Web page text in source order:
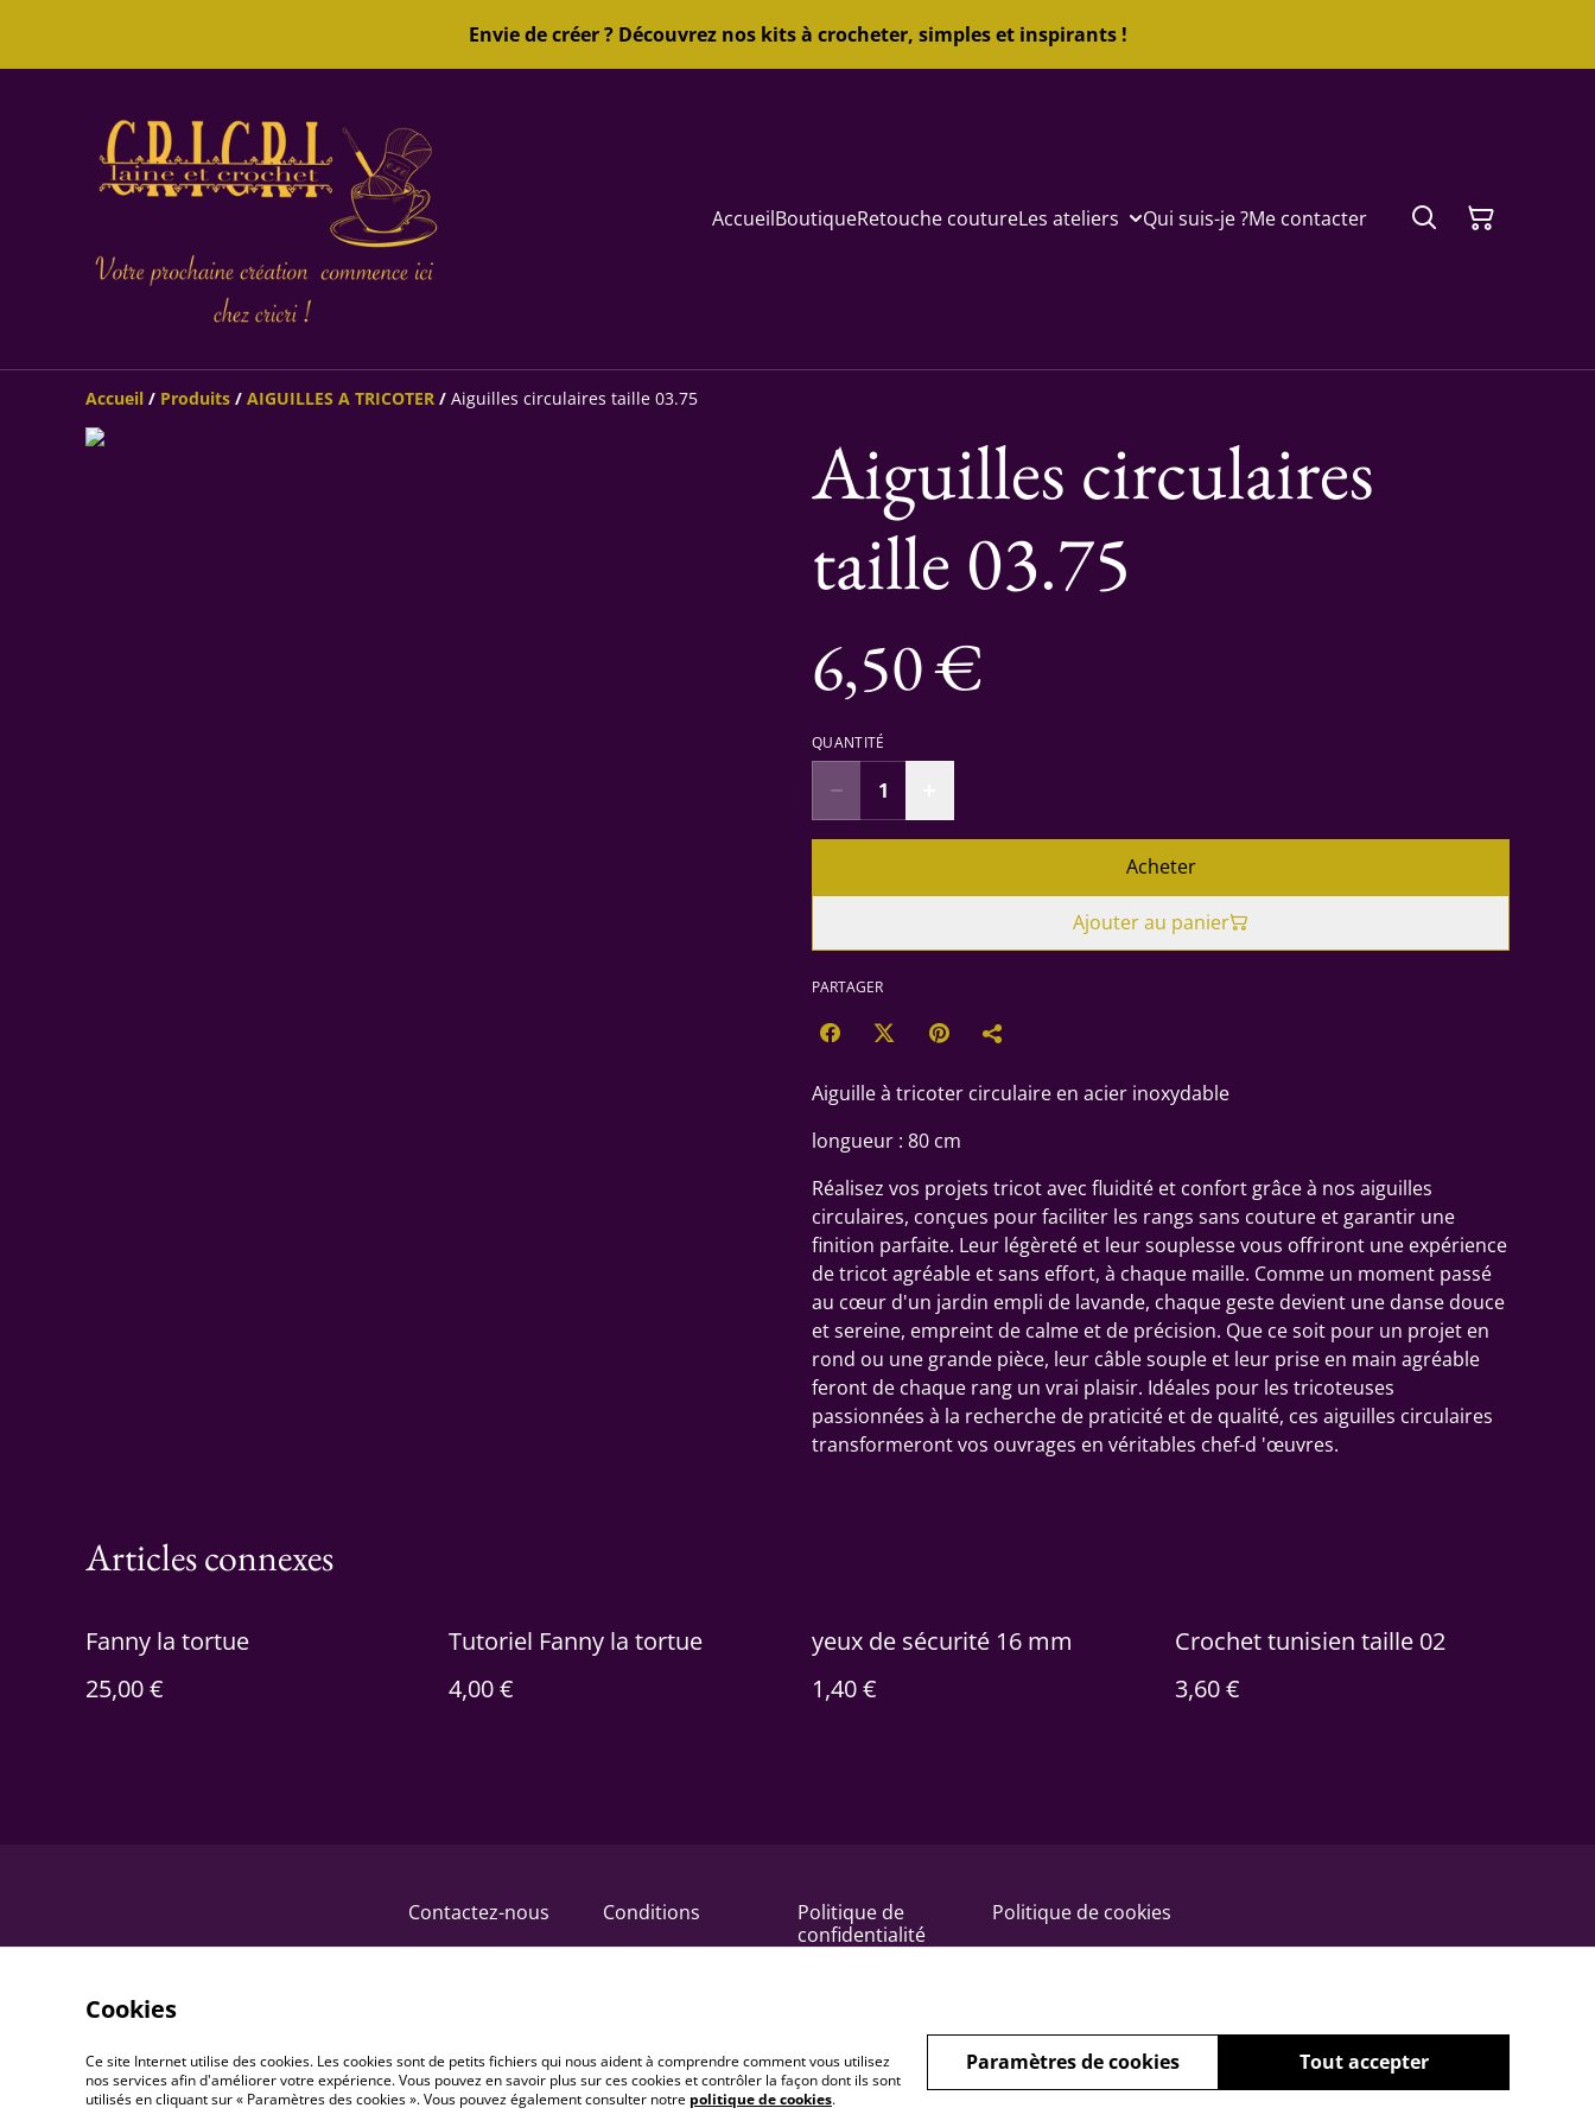
Envie de créer ? Découvrez nos kits à crocheter, simples et inspirants !
AccueilBoutiqueRetouche coutureLes ateliers Qui suis-je ?Me contacter
Accueil / Produits / AIGUILLES A TRICOTER / Aiguilles circulaires taille 03.75
Aiguilles circulaires
taille 03.75
6,50 €
QUANTITÉ
Acheter
Ajouter au panier
PARTAGER
Aiguille à tricoter circulaire en acier inoxydable
longueur : 80 cm
Réalisez vos projets tricot avec fluidité et confort grâce à nos aiguilles
circulaires, conçues pour faciliter les rangs sans couture et garantir une
finition parfaite. Leur légèreté et leur souplesse vous offriront une expérience
de tricot agréable et sans effort, à chaque maille. Comme un moment passé
au cœur d'un jardin empli de lavande, chaque geste devient une danse douce
et sereine, empreint de calme et de précision. Que ce soit pour un projet en
rond ou une grande pièce, leur câble souple et leur prise en main agréable
feront de chaque rang un vrai plaisir. Idéales pour les tricoteuses
passionnées à la recherche de praticité et de qualité, ces aiguilles circulaires
transformeront vos ouvrages en véritables chef-d 'œuvres.
Articles connexes
Fanny la tortue
25,00 €
Tutoriel Fanny la tortue
4,00 €
yeux de sécurité 16 mm
1,40 €
Crochet tunisien taille 02
3,60 €
Contactez-nous Conditions
Politique de
confidentialité
Politique de cookies
©2026 cricri laine et crochet
Cookies
Ce site Internet utilise des cookies. Les cookies sont de petits fichiers qui nous aident à comprendre comment vous utilisez
nos services afin d'améliorer votre expérience. Vous pouvez en savoir plus sur ces cookies et contrôler la façon dont ils sont
utilisés en cliquant sur « Paramètres des cookies ». Vous pouvez également consulter notre politique de cookies.
Tout accepter
Paramètres de cookies